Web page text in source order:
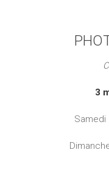
3
Samedi